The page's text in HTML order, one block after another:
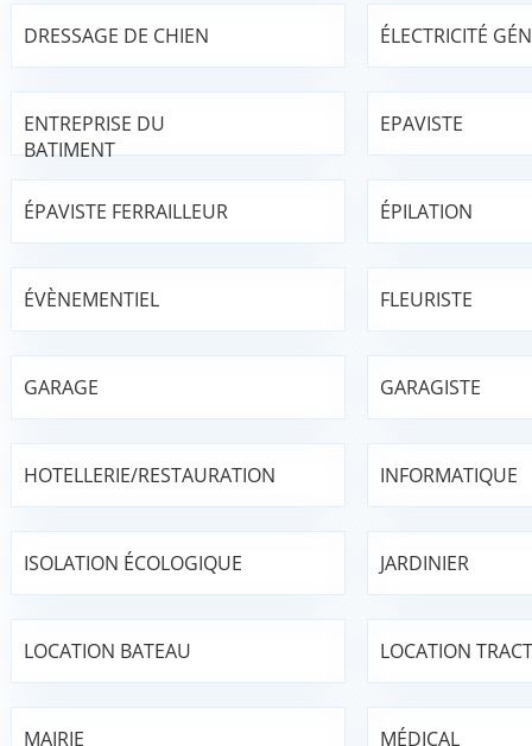
DRESSAGE DE CHIEN ÉLECTRICITÉ
ENTREPRISE DU
BATIMENT
EPAVISTE
ÉPAVISTE FERRAILLEUR ÉPILATION
ÉVÈNEMENTIEL FLEURISTE
GARAGE GARAGISTE
HOTELLERIE/RESTAURATION INFORMATIQUE
ISOLATION ÉCOLOGIQUE JARDINIER
LOCATION BATEAU LOCATION
MAIRIE MÉDICAL